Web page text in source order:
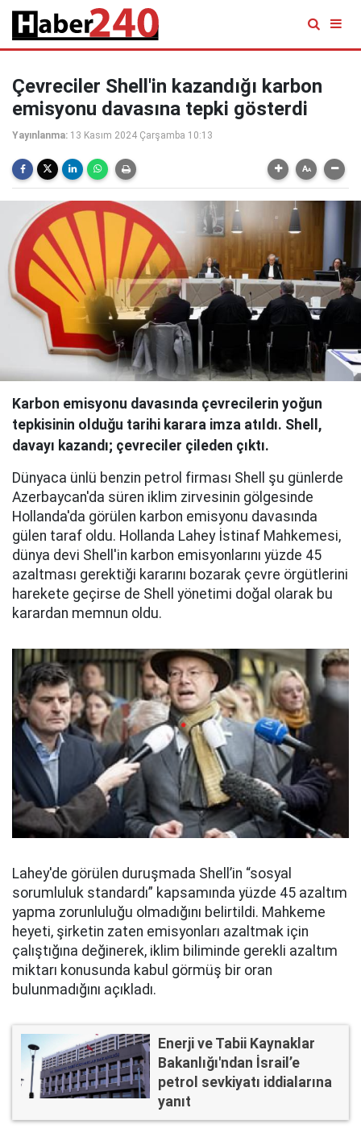
Çevreciler Shell'in kazandığı karbon
emisyonu davasına tepki gösterdi
Yayınlanma: 13 Kasım 2024 Çarşamba 10:13
Karbon emisyonu davasında çevrecilerin yoğun
tepkisinin olduğu tarihi karara imza atıldı. Shell,
davayı kazandı; çevreciler çileden çıktı.
Dünyaca ünlü benzin petrol firması Shell şu günlerde
Azerbaycan'da süren iklim zirvesinin gölgesinde
Hollanda'da görülen karbon emisyonu davasında
gülen taraf oldu. Hollanda Lahey İstinaf Mahkemesi,
dünya devi Shell'in karbon emisyonlarını yüzde 45
azaltması gerektiği kararını bozarak çevre örgütlerini
harekete geçirse de Shell yönetimi doğal olarak bu
karardan memnun oldu.
Lahey'de görülen duruşmada Shell’in “sosyal
sorumluluk standardı” kapsamında yüzde 45 azaltım
yapma zorunluluğu olmadığını belirtildi. Mahkeme
heyeti, şirketin zaten emisyonları azaltmak için
çalıştığına değinerek, iklim biliminde gerekli azaltım
miktarı konusunda kabul görmüş bir oran
bulunmadığını açıkladı.
Enerji ve Tabii Kaynaklar
Bakanlığı'ndan İsrail’e
petrol sevkiyatı iddialarına
yanıt